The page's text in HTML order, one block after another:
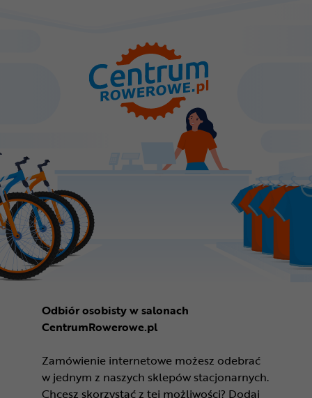
Odbiór osobisty w salonach
CentrumRowerowe.pl
Zamówienie internetowe możesz odebrać
w jednym z naszych sklepów stacjonarnych.
Chcesz skorzystać z tej możliwości? Dodaj